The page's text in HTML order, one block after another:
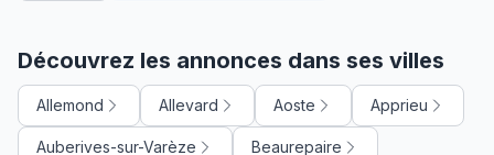
Découvrez les annonces dans ses villes
Allemond Allevard Aoste Apprieu
Auberives-sur-Varèze Beaurepaire